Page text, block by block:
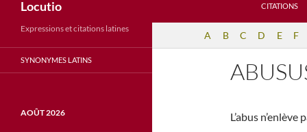
Locutio CITATIONS
A B C D E F
L’abus n’enlève
Expressions et citations latines
SYNONYMES LATINS
AOÛT 2026